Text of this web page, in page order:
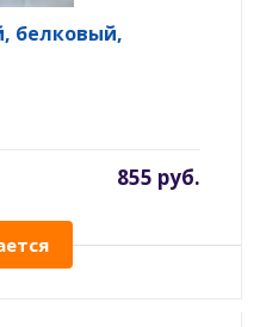
белковый,
855 руб.